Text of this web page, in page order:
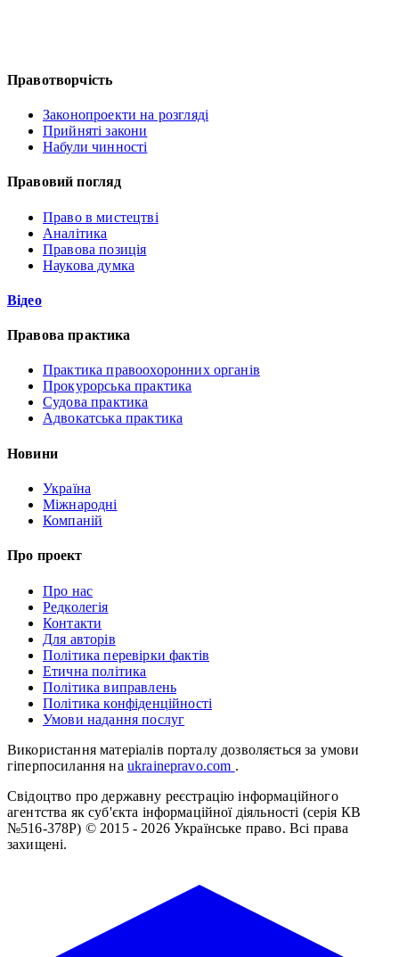
Правотворчість
Законопроекти на розгляді
Прийняті закони
Набули чинності
Правовий погляд
Право в мистецтві
Аналітика
Правова позиція
Наукова думка
Відео
Правова практика
Практика правоохоронних органів
Прокурорська практика
Судова практика
Адвокатська практика
Новини
Україна
Міжнародні
Компаній
Про проект
Про нас
Редколегія
Контакти
Для авторів
Політика перевірки фактів
Етична політика
Політика виправлень
Політика конфіденційності
Умови надання послуг
Використання матеріалів порталу дозволяється за умови
гіперпосилання на ukrainepravo.com .
Свідоцтво про державну реєстрацію інформаційного
агентства як суб'єкта інформаційної діяльності (серія КВ
№516-378Р) © 2015 - 2026 Українське право. Всі права
захищені.